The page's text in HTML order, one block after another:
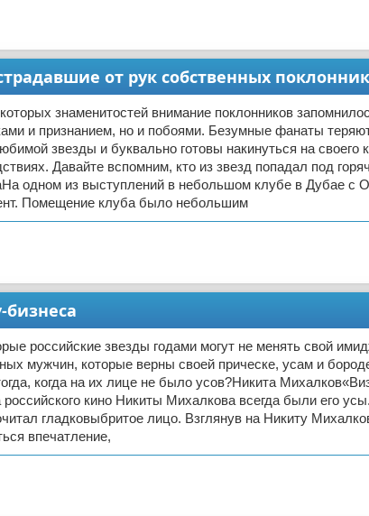
от рук собственных
знаменитостей внимание поклонников
и признанием, но и побоями. Безумные фанаты
звезды и буквально готовы накинуться на своего
Давайте вспомним, кто из звезд попадал под
одном из выступлений в небольшом клубе в Дубае с
Помещение клуба было небольшим
бизнеса
российские звезды годами могут не менять свой
мужчин, которые верны своей прическе, усам и
когда на их лице не было усов?Никита
российского кино Никиты Михалкова всегда были его
гладковыбритое лицо. Взглянув на Никиту
впечатление,